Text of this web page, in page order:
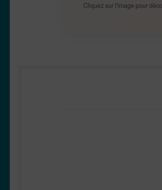
Cliquez sur l'image pour